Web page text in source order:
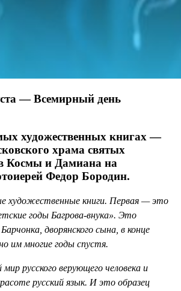
— Всемирный день
художественных книгах —
храма святых
Космы и Дамиана на
Федор Бородин.
художественные книги. Первая — это
годы Багрова-внука». Это
дворянского сына, в конце
им многие годы спустя.
русского верующего человека и
русский язык. И это образец